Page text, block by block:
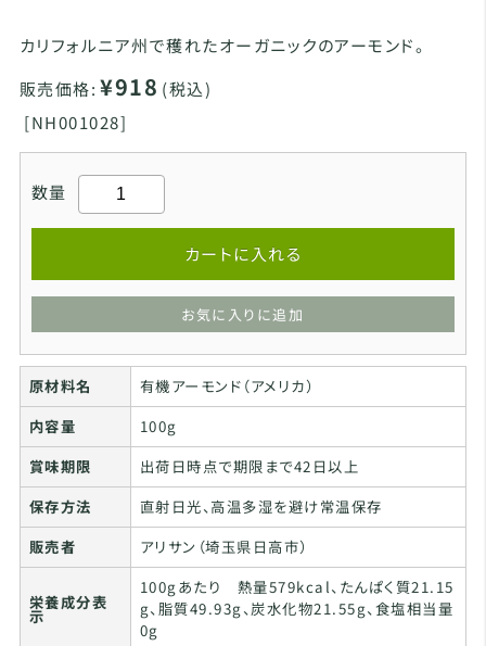
カリフォルニア州で穫れたオーガニックのアーモンド。
販売価格: ¥918 (税込)
[NH001028]
数量
カートに入れる
お気に入りに追加
原材料名
有機アーモンド（アメリカ）
内容量
100g
賞味期限
出荷日時点で期限まで42日以上
保存方法
直射日光、高温多湿を避け常温保存
販売者
アリサン（埼玉県日高市）
栄養成分表
示
100gあたり 熱量579kcal、たんぱく質21.15
g、脂質49.93g、炭水化物21.55g、食塩相当量
0g